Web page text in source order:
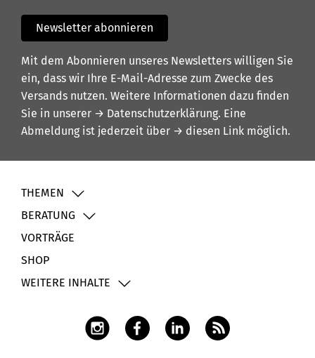
Newsletter abonnieren
Mit dem Abonnieren unseres Newsletters willigen Sie
ein, dass wir Ihre E-Mail-Adresse zum Zwecke des
Versands nutzen. Weitere Informationen dazu finden
Sie in unserer → Datenschutzerklärung. Eine
Abmeldung ist jederzeit über → diesen Link möglich.
THEMEN
BERATUNG
VORTRÄGE
SHOP
WEITERE INHALTE